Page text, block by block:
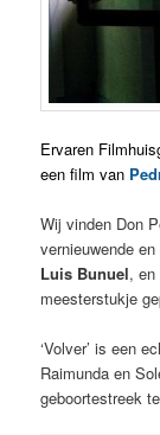
Ervaren
een film van
Wij vinden Don
vernieuwende
Luis Bunuel,
meesterstukje
‘Volver’ is een
Raimunda en
geboortestreek